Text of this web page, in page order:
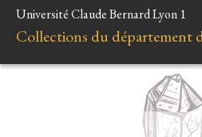
Université Claude Bernard Lyon 1
Collections du département